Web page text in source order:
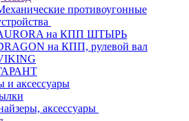
противоугонные
на КПП ШТЫРЬ
на КПП, рулевой вал
и аксессуары
аксессуары